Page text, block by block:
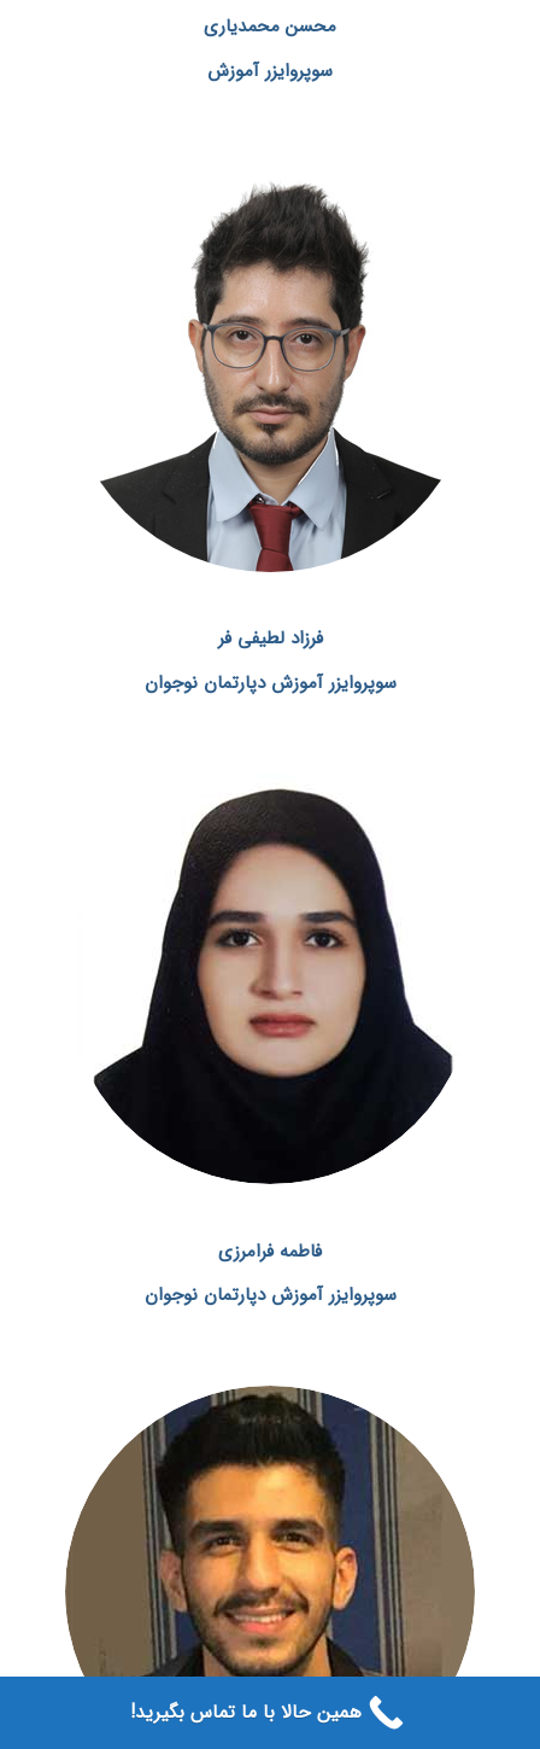
محسن محمدیاری
سوپروایزر آموزش
فرزاد لطیفی فر
سوپروایزر آموزش دپارتمان نوجوان
فاطمه فرامرزی
سوپروایزر آموزش دپارتمان نوجوان
همین حالا با ما تماس بگیرید!